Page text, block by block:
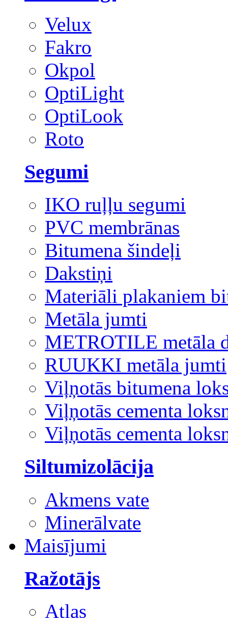
Velux
Fakro
Okpol
OptiLight
OptiLook
Roto
Segumi
IKO ruļļu segumi
PVC membrānas
Bitumena šindeļi
Dakstiņi
Materiāli plakaniem
Metāla jumti
METROTILE metāla
RUUKKI metāla jumti
Viļņotās bitumena
Viļņotās cementa
Viļņotās cementa
Siltumizolācija
Akmens vate
Minerālvate
Maisījumi
Ražotājs
Atlas